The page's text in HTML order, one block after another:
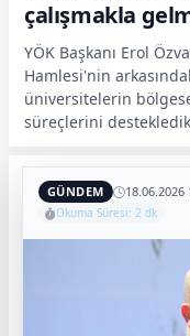
çalışmakla
YÖK Başkanı Erol
Hamlesi'nin
üniversitelerin
süreçlerini
GÜNDEM 18.06.2026
Okuma Süresi: 2 dk